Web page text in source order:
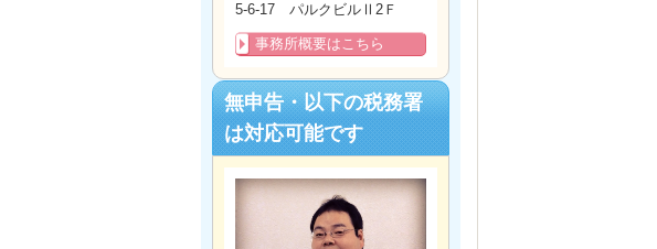
5-6-17 パルクビルⅡ2Ｆ
事務所概要はこちら
無申告・以下の税務署
は対応可能です